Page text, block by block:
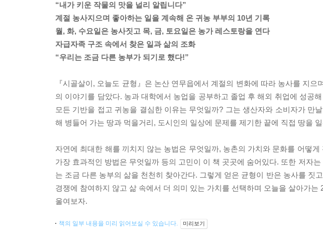
“내가 키운 작물의 맛을 널리 알립니다”
계절 농사지으며 좋아하는 일을 계속해 온 귀농 부부의 10년 기록
월, 화, 수요일은 농사짓고 목, 금, 토요일은 농가 레스토랑을 연다
자급자족 구조 속에서 찾은 일과 삶의 조화
“우리는 조금 다른 농부가 되기로 했다!”
『시골살이, 오늘도 균형』은 논산 연무읍에서 계절의 변화에 따라 농사를 지
의 이야기를 담았다. 농과 대학에서 농업을 공부하고 졸업 후 해외 취업에 성공
모든 기반을 접고 귀농을 결심한 이유는 무엇일까? 그는 생산자와 소비자가 만
해 병들어 가는 땅과 먹을거리, 도시인의 일상에 문제를 제기한 끝에 직접 땅을
자연에 최대한 해를 끼치지 않는 농법은 무엇일까, 농촌의 가치와 문화를 어떻
가장 효과적인 방법은 무엇일까 등의 고민이 이 책 곳곳에 숨어있다. 또한 저자
는 조금 다른 농부의 삶을 천천히 찾아간다. 그렇게 얻은 균형이 반은 농사를 짓
경쟁에 참여하지 않고 삶 속에서 더 의미 있는 가치를 선택하며 오늘을 살아가
울여보자.
책의 일부 내용을 미리 읽어보실 수 있습니다. 미리보기